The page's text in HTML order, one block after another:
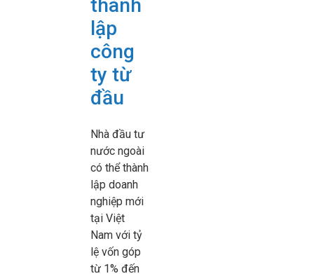
thành
lập
công
ty từ
đầu
Nhà đầu tư
nước ngoài
có thể thành
lập doanh
nghiệp mới
tại Việt
Nam với tỷ
lệ vốn góp
từ 1% đến